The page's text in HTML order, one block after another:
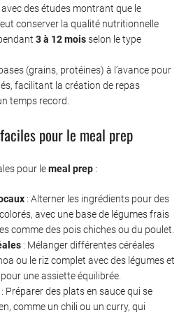
des études montrant que le
conserver la qualité nutritionnelle
3 à 12 moisselon le type
(grains, protéines) à l’avance pour
facilitant la création de repas
temps record.
pour le meal prep
pour lemeal prep :
: Alterner les ingrédients pour des
avec une base de légumes frais
comme des pois chiches ou du poulet.
: Mélanger différentes céréales
ou le riz complet avec des légumes et
une assiette équilibrée.
: Préparer des plats en sauce qui se
comme un chili ou un curry, qui